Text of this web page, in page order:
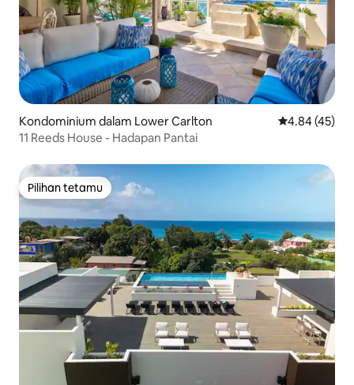
Kondominium dalam Lower Carlton Penarafan
4.84 (45)
11 Reeds House - Hadapan Pantai
Pilihan tetamu
Pilihan tetamu